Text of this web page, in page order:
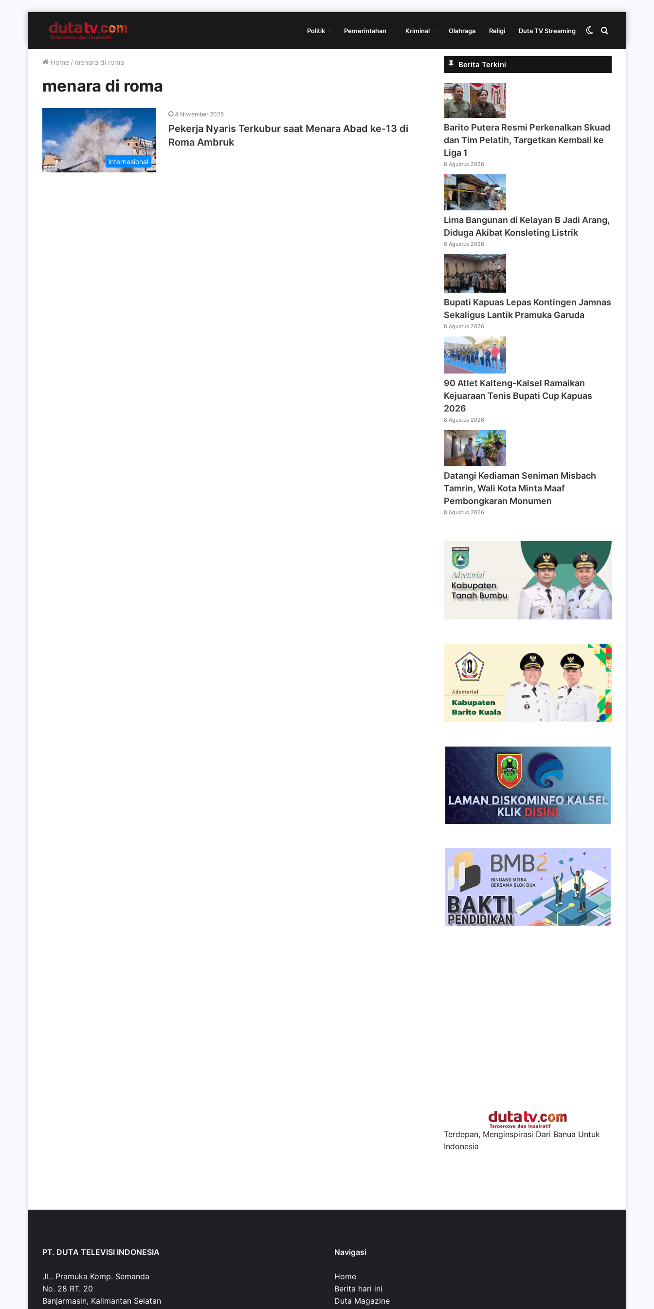
Politik Pemerintahan Kriminal Olahraga Religi Duta TV Streaming Cari
Switch
Home / menara di roma
menara di roma
internasional
4 November 2025
Pekerja Nyaris Terkubur saat Menara Abad ke-13 di
Roma Ambruk
Berita Terkini
Barito Putera Resmi Perkenalkan Skuad
dan Tim Pelatih, Targetkan Kembali ke
Liga 1
8 Agustus 2026
Lima Bangunan di Kelayan B Jadi Arang,
Diduga Akibat Konsleting Listrik
8 Agustus 2026
Bupati Kapuas Lepas Kontingen Jamnas
Sekaligus Lantik Pramuka Garuda
8 Agustus 2026
90 Atlet Kalteng-Kalsel Ramaikan
Kejuaraan Tenis Bupati Cup Kapuas
2026
8 Agustus 2026
Datangi Kediaman Seniman Misbach
Tamrin, Wali Kota Minta Maaf
Pembongkaran Monumen
8 Agustus 2026
Terdepan, Menginspirasi Dari Banua Untuk
Indonesia
PT. DUTA TELEVISI INDONESIA
JL. Pramuka Komp. Semanda
No. 28 RT. 20
Banjarmasin, Kalimantan Selatan
Navigasi
Home
Berita hari ini
Duta Magazine